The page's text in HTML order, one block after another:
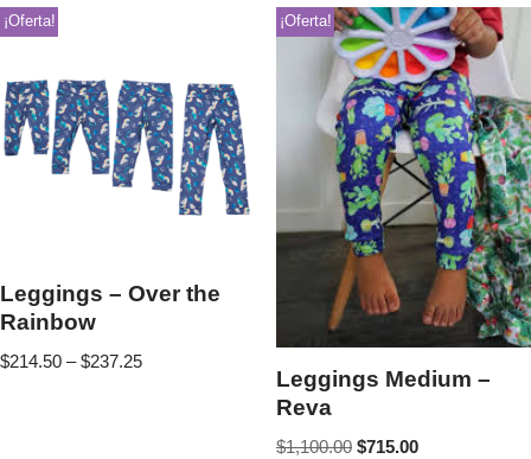
¡Oferta!
Leggings – Over the
Rainbow
$214.50 – $237.25
¡Oferta!
Leggings Medium –
Reva
$1,100.00 $715.00